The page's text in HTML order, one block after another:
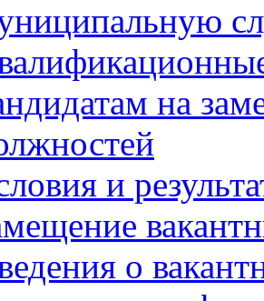
на
и
о